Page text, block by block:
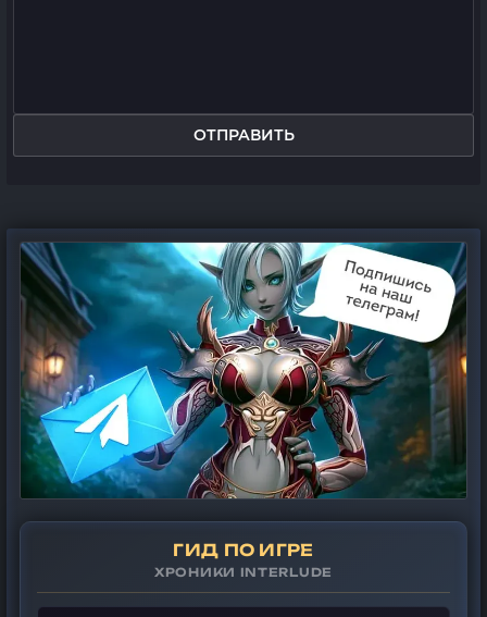
ОТПРАВИТЬ
ГИД ПО ИГРЕ
ХРОНИКИ INTERLUDE